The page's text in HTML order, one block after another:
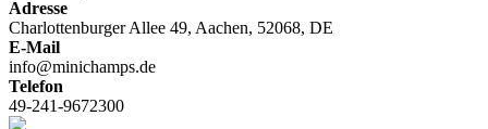
Adresse
Charlottenburger Allee 49, Aachen, 52068, DE
E-Mail
info@minichamps.de
Telefon
49-241-9672300